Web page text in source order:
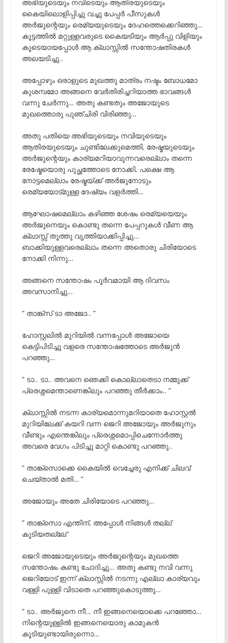
അഭിയുടെയും നവിടെയും ആതിരയുടെയും
കൈയിലൊളിപ്പിച്ചു വച്ചു പേപ്പർ പീസുകൾ
അർജുന്റെയും രെമ്യയുടെയും ദേഹത്തെക്കെറിഞ്ഞു…
കൂട്ടത്തിൽ മറ്റുള്ളവരുടെ കൈയടിയും ആർപ്പു വിളിയും
കൂടെയായപ്പോൾ ആ ക്ലാസ്സിൽ സന്തോഷതിരകൾ
അലയടിച്ചു..
അപ്പോഴും ഒരാളുടെ മുഖത്തു മാത്രം നഷ്ടം ബോധമോ
കുശമ്പമോ അങ്ങനെ വേർതിരിച്ചറിയാത്ത ഭാവങ്ങൾ
വന്നു ചേർന്നു… അതു കണ്ടതും അജോയുടെ
മുഖത്തൊരു പുഞ്ചിരി വിരിഞ്ഞു…
അതു പതിയെ അഭിയുടെയും നവിയുടെയും
ആതിരയുടെയും ചുണ്ടിലേക്കുമെത്തി, രേഷ്മയുടെയും
അർജുന്റെയും കാര്യമറിയാവുന്നവരെല്ലാം തന്നെ
രേഷ്മേയൊരു പുച്ഛത്തോടെ നോക്കി, പക്ഷെ ആ
നോട്ടമെല്ലാം രേഷ്മയ്ക്ക് അർജുനോടും
രെമ്യയോട്മുള്ള ദേഷ്യം വളർത്തി…
ആഘോഷമെല്ലാം കഴിഞ്ഞ ശേഷം രെമ്യയെയും
അർജുനെയും കൊണ്ടു തന്നെ പേപ്പറുകൾ വീണ ആ
ക്ലാസ്സ്‌ തൂത്തു വൃത്തിയാക്കിപ്പിച്ചു…
ബാക്കിയുള്ളവരെല്ലാം തന്നെ അതൊരു ചിരിയോടെ
നോക്കി നിന്നു…
അങ്ങനെ സന്തോഷം പൂർവമായി ആ ദിവസം
അവസാനിച്ചു…
” താങ്ക്സ് ടാ അജോ.. ”
ഹോസ്റ്റലിൽ മുറിയിൽ വന്നപ്പോൾ അജോയെ
കെട്ടിപിടിച്ചു വളരെ സന്തോഷത്തോടെ അർജുൻ
പറഞ്ഞു…
” ടാ.. ടാ.. അവനെ ഞെക്കി കൊല്ലാതെടാ നമ്മുക്ക്
പ്രെശ്നമെന്താണെങ്കിലും പറഞ്ഞു തീർക്കാം.. ”
ക്ലാസ്സിൽ നടന്ന കാര്യമൊന്നുമറിയാതെ ഹോസ്റ്റൽ
മുറിയിലേക്ക് കയറി വന്ന ജെറി അജോയും അർജുനും
വീണ്ടും എന്തെങ്കിലും പ്രെശ്നമൊപ്പിചെന്നോർത്തു
അവരെ വേഗം പിടിച്ചു മാറ്റി കൊണ്ടു പറഞ്ഞു..
” താങ്ക്സൊക്കെ കൈയിൽ വെച്ചേരു എനിക്ക് ചിലവ്
ചെയ്താൽ മതി… ”
അജോയും അതേ ചിരിയോടെ പറഞ്ഞു…
” താങ്ക്സൊ എന്തിന്, അപ്പോൾ നിങ്ങൾ തല്ല്
കൂടിയതല്ലേ”
ജെറി അജോയുടെയും അർജുന്റെയും മുഖത്തെ
സന്തോഷം കണ്ടു ചോദിച്ചു… അതു കണ്ടു നവി വന്നു
ജെറിയോട് ഇന്ന് ക്ലാസ്സിൽ നടന്നു എല്ലാ കാര്യവും
വള്ളി പുള്ളി വിടാതെ പറഞ്ഞുകൊടുത്തു…
” ടാ.. അർജുനെ നീ… നീ ഇങ്ങനെയൊക്കെ പറഞ്ഞോ…
നിന്റെയുള്ളിൽ ഇങ്ങനെയൊരു കാമുകൻ
കൂടിയുണ്ടായിരുന്നൊ…